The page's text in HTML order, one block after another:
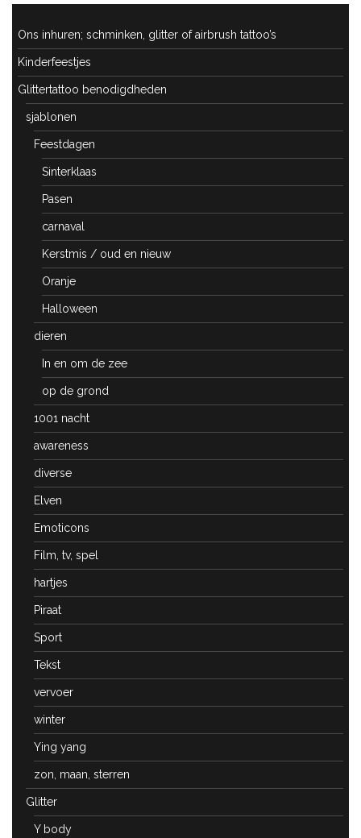
Ons inhuren; schminken, glitter of airbrush tattoo’s
Kinderfeestjes
Glittertattoo benodigdheden
sjablonen
Feestdagen
Sinterklaas
Pasen
carnaval
Kerstmis / oud en nieuw
Oranje
Halloween
dieren
In en om de zee
op de grond
1001 nacht
awareness
diverse
Elven
Emoticons
Film, tv, spel
hartjes
Piraat
Sport
Tekst
vervoer
winter
Ying yang
zon, maan, sterren
Glitter
Y body